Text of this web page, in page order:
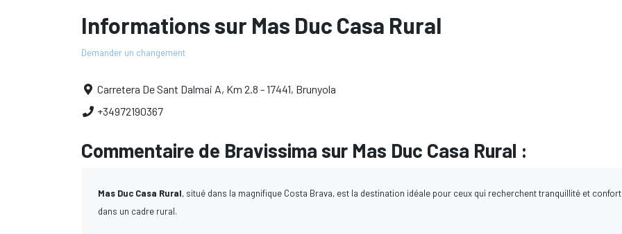
Informations sur Mas Duc Casa Rural
Demander un changement
Carretera De Sant Dalmai A, Km 2.8 - 17441, Brunyola
+34972190367
Commentaire de Bravissima sur Mas Duc Casa Rural :
Mas Duc Casa Rural, situé dans la magnifique Costa Brava, est la destination idéale pour ceux qui recherchent tranquillité et confort
dans un cadre rural.